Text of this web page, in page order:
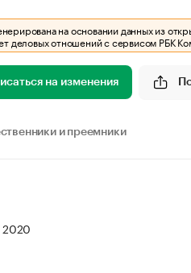
на основании данных из
деловых отношений с сервисом РБК
на изменения
и преемники
2020